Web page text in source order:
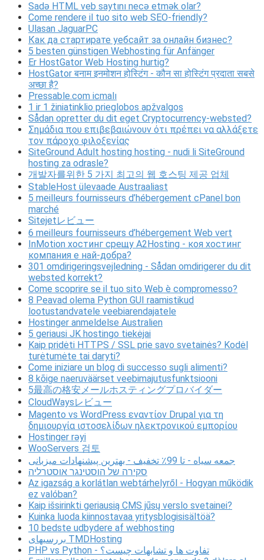
Sadə HTML veb saytını necə etmək olar?
Come rendere il tuo sito web SEO-friendly?
Ulasan JaguarPC
Как да стартирате уебсайт за онлайн бизнес?
5 besten günstigen Webhosting für Anfänger
Er HostGator Web Hosting hurtig?
HostGator बनाम इनमोशन होस्टिंग - कौन सा होस्टिंग प्रदाता सबसे
अच्छा है?
Pressable.com icmalı
1 ir 1 žiniatinklio prieglobos apžvalgos
Sådan opretter du dit eget Cryptocurrency-websted?
Σημάδια που επιβεβαιώνουν ότι πρέπει να αλλάξετε
τον πάροχο φιλοξενίας
SiteGround Adult hosting hosting - nudi li SiteGround
hosting za odrasle?
개발자를위한 5 가지 최고의 웹 호스팅 제공 업체
StableHost ülevaade Austraaliast
5 meilleurs fournisseurs d’hébergement cPanel bon
marché
Sitejetレビュー
6 meilleurs fournisseurs d’hébergement Web vert
InMotion хостинг срещу A2Hosting - коя хостинг
компания е най-добра?
301 omdirigeringsvejledning - Sådan omdirigerer du dit
websted korrekt?
Come scoprire se il tuo sito Web è compromesso?
8 Peavad olema Python GUI raamistikud
lootustandvatele veebiarendajatele
Hostinger anmeldelse Australien
5 geriausi JK hostingo tiekėjai
Kaip pridėti HTTPS / SSL prie savo svetainės? Kodėl
turėtumėte tai daryti?
Come iniziare un blog di successo sugli alimenti?
8 kõige naeruväärset veebimajutusfunktsiooni
5最高の格安メールホスティングプロバイダー
CloudWaysレビュー
Magento vs WordPress εναντίον Drupal για τη
δημιουργία ιστοσελίδων ηλεκτρονικού εμπορίου
Hostinger rəyi
WooServers 검토
جمعه سیاه - تا 99٪ تخفیف - بهترین پیشنهادات میزبانی
סקירה של הוסטינגר אוסטרליה
Az igazság a korlátlan webtárhelyről - Hogyan működik
ez valóban?
Kaip išsirinkti geriausią CMS jūsų verslo svetainei?
Kuinka luoda kiinnostavaa yritysblogisisältöä?
10 bedste udbydere af webhosting
بررسیهای TMDHosting
PHP vs Python - تفاوت ها و تشابهات چیست؟